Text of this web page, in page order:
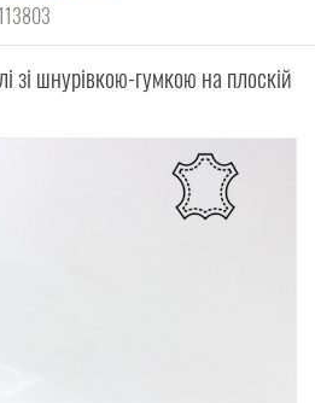
зі шнурівкою-гумкою на плоскій